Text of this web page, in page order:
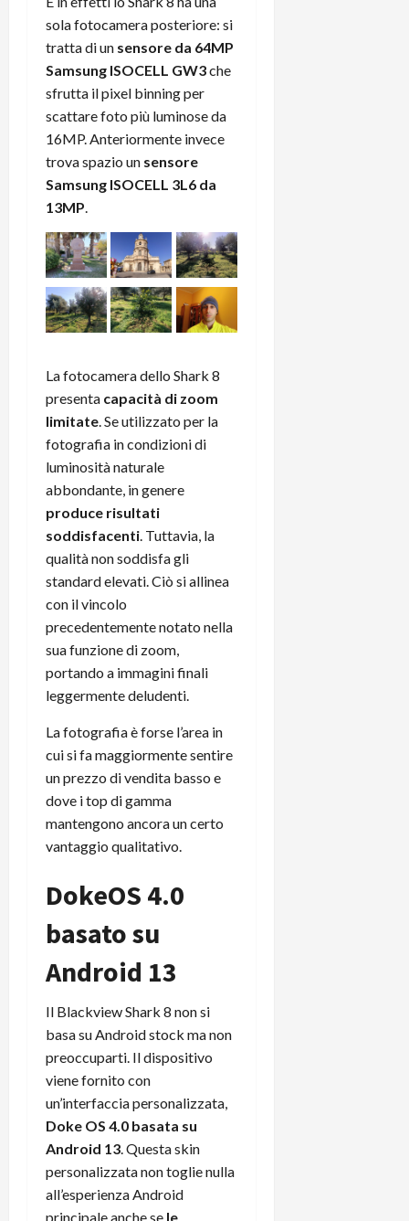
sola fotocamera posteriore: si
tratta di un sensore da 64MP
Samsung ISOCELL GW3che
sfrutta il pixel binning per
scattare foto più luminose da
16MP. Anteriormente invece
trova spazio un sensore
Samsung ISOCELL 3L6 da
13MP.
La fotocamera dello Shark 8
presenta capacità di zoom
limitate. Se utilizzato per la
fotografia in condizioni di
luminosità naturale
abbondante, in genere
produce risultati
soddisfacenti. Tuttavia, la
qualità non soddisfa gli
standard elevati. Ciò si allinea
con il vincolo
precedentemente notato nella
sua funzione di zoom,
portando a immagini finali
leggermente deludenti.
La fotografia è forse l’area in
cui si fa maggiormente sentire
un prezzo di vendita basso e
dove i top di gamma
mantengono ancora un certo
vantaggio qualitativo.
DokeOS 4.0
basato su
Android 13
Il Blackview Shark 8 non si
basa su Android stock ma non
preoccuparti. Il dispositivo
viene fornito con
un’interfaccia personalizzata,
Doke OS 4.0 basata su
Android 13. Questa skin
personalizzata non toglie nulla
all’esperienza Android
principale anche se le